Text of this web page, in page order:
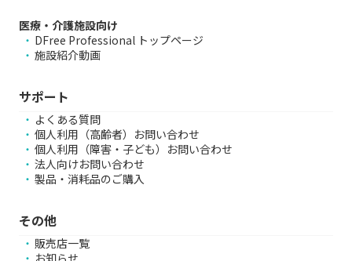
医療・介護施設向け
DFree Professional トップページ
施設紹介動画
サポート
よくある質問
個人利用（高齢者）お問い合わせ
個人利用（障害・子ども）お問い合わせ
法人向けお問い合わせ
製品・消耗品のご購入
その他
販売店一覧
お知らせ